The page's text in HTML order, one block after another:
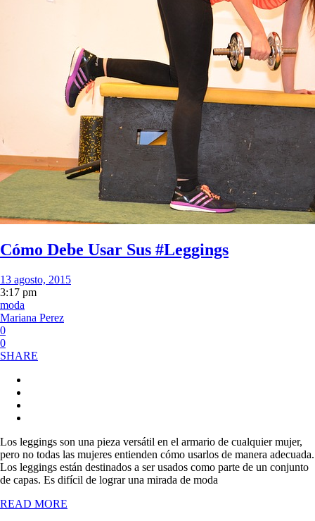
Cómo Debe Usar Sus #Leggings
13 agosto, 2015
3:17 pm
moda
Mariana Perez
0
0
SHARE
Los leggings son una pieza versátil en el armario de cualquier mujer,
pero no todas las mujeres entienden cómo usarlos de manera adecuada.
Los leggings están destinados a ser usados como parte de un conjunto
de capas. Es difícil de lograr una mirada de moda
READ MORE